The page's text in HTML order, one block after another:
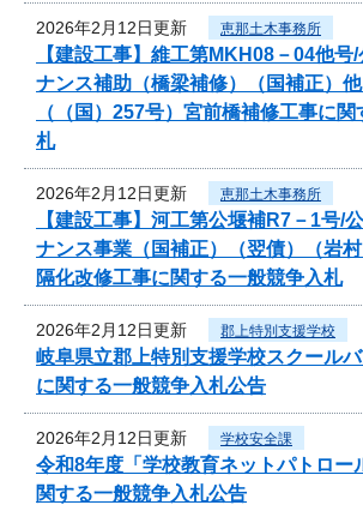
2026年2月12日更新 恵那土木事務所
【建設工事】維工第MKH08－04他号
ナンス補助（橋梁補修）（国補正）他
（（国）257号）宮前橋補修工事に
札
2026年2月12日更新 恵那土木事務所
【建設工事】河工第公堰補R7－1号
ナンス事業（国補正）（翌債）（岩
隔化改修工事に関する一般競争入札
2026年2月12日更新 郡上特別支援学校
岐阜県立郡上特別支援学校スクール
に関する一般競争入札公告
2026年2月12日更新 学校安全課
令和8年度「学校教育ネットパトロー
関する一般競争入札公告